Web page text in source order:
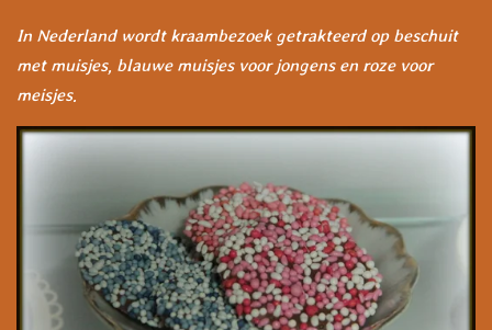
In Nederland wordt kraambezoek getrakteerd op beschuit
met muisjes, blauwe muisjes voor jongens en roze voor
meisjes.